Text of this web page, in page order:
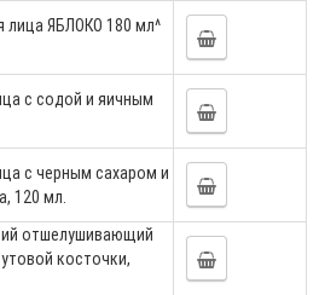
лица ЯБЛОКО 180 мл^
с содой и яичным
с черным сахаром и
120 мл.
отшелушивающий
косточки,